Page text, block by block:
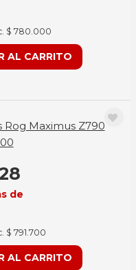
$ 780.000
AL CARRITO
Rog Maximus Z790
de
$ 791.700
AL CARRITO